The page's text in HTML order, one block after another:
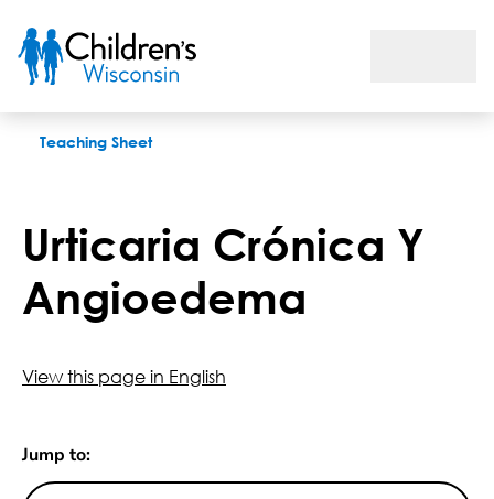
Teaching Sheet
Urticaria Crónica Y
Angioedema
View this page in English
Jump to: